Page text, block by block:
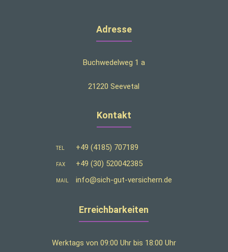
Adresse
Buchwedelweg 1 a
21220 Seevetal
Kontakt
TEL +49 (4185) 707189
FAX +49 (30) 520042385
MAIL info@sich-gut-versichern.de
Erreichbarkeiten
Werktags von 09:00 Uhr bis 18:00 Uhr